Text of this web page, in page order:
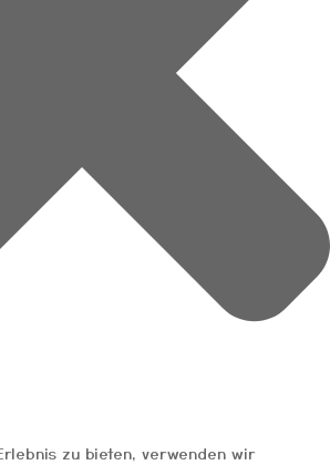
zu bieten, verwenden wir